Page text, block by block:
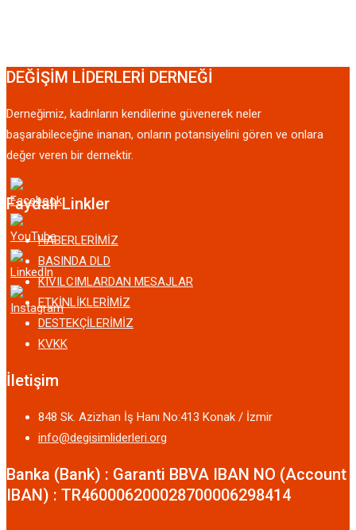
DEĞİŞİM LİDERLERİ DERNEĞİ
Derneğimiz, kadınların kendilerine güvenerek neler
başarabileceğine inanan, onların potansiyelini gören ve onlara
değer veren bir dernektir.
Faydalı Linkler
HABERLERİMİZ
BASINDA DLD
KIVILCIMLARDAN MESAJLAR
ETKİNLİKLERİMİZ
DESTEKÇİLERİMİZ
KVKK
İletişim
848 Sk. Azizhan İş Hanı No:413 Konak / İzmir
info@degisimliderleri.org
Banka (Bank) : Garanti BBVA IBAN NO (Account
IBAN) : TR460006200028700006298414